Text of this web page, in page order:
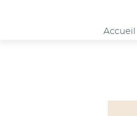
Accueil